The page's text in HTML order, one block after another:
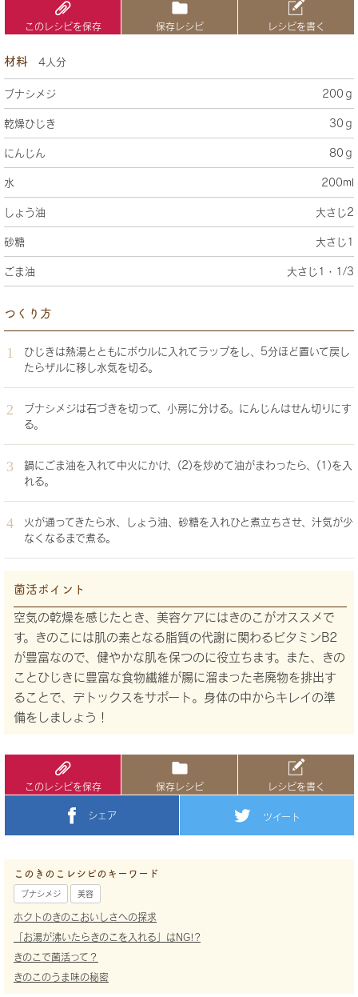
このレシピを保存 保存レシピ レシピを書く
材料 4人分
ブナシメジ 200ｇ
乾燥ひじき 30ｇ
にんじん 80ｇ
水 200ml
しょう油 大さじ2
砂糖 大さじ1
ごま油 大さじ1・1/3
つくり方
ひじきは熱湯とともにボウルに入れてラップをし、5分ほど置いて戻し
たらザルに移し水気を切る。
ブナシメジは石づきを切って、小房に分ける。にんじんはせん切りにす
る。
鍋にごま油を入れて中火にかけ、(2)を炒めて油がまわったら、(1)を入
れる。
火が通ってきたら水、しょう油、砂糖を入れひと煮立ちさせ、汁気が少
なくなるまで煮る。
菌活ポイント
空気の乾燥を感じたとき、美容ケアにはきのこがオススメで
す。きのこには肌の素となる脂質の代謝に関わるビタミンB2
が豊富なので、健やかな肌を保つのに役立ちます。また、きの
ことひじきに豊富な食物繊維が腸に溜まった老廃物を排出す
ることで、デトックスをサポート。身体の中からキレイの準
備をしましょう！
このレシピを保存 保存レシピ レシピを書く
シェア ツイート
このきのこレシピのキーワード
ブナシメジ 美容
ホクトのきのこおいしさへの探求
「お湯が沸いたらきのこを入れる」はNG!?
きのこで菌活って？
きのこのうま味の秘密